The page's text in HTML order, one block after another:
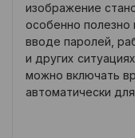
изображение
особенно
вводе паролей,
и других
можно включать
автоматически